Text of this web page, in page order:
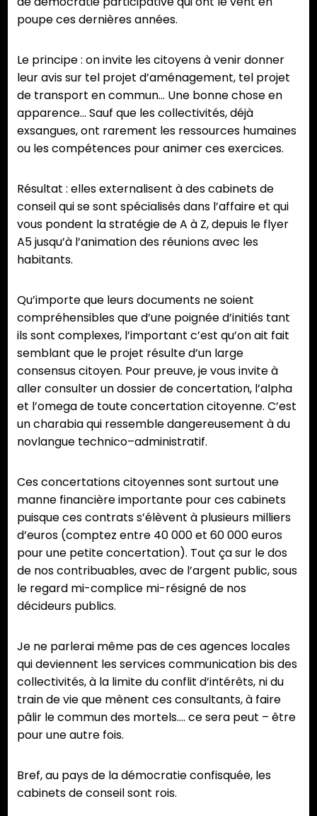
poupe ces dernières années.
Le principe : on invite les citoyens à venir donner
leur avis sur tel projet d’aménagement, tel projet
de transport en commun… Une bonne chose en
apparence… Sauf que les collectivités, déjà
exsangues, ont rarement les ressources humaines
ou les compétences pour animer ces exercices.
Résultat : elles externalisent à des cabinets de
conseil qui se sont spécialisés dans l’affaire et qui
vous pondent la stratégie de A à Z, depuis le flyer
A5 jusqu’à l’animation des réunions avec les
habitants.
Qu’importe que leurs documents ne soient
compréhensibles que d’une poignée d’initiés tant
ils sont complexes, l’important c’est qu’on ait fait
semblant que le projet résulte d’un large
consensus citoyen. Pour preuve, je vous invite à
aller consulter un dossier de concertation, l’alpha
et l’omega de toute concertation citoyenne. C’est
un charabia qui ressemble dangereusement à du
novlangue technico–administratif.
Ces concertations citoyennes sont surtout une
manne financière importante pour ces cabinets
puisque ces contrats s’élèvent à plusieurs milliers
d’euros (comptez entre 40 000 et 60 000 euros
pour une petite concertation). Tout ça sur le dos
de nos contribuables, avec de l’argent public, sous
le regard mi-complice mi-résigné de nos
décideurs publics.
Je ne parlerai même pas de ces agences locales
qui deviennent les services communication bis des
collectivités, à la limite du conflit d’intérêts, ni du
train de vie que mènent ces consultants, à faire
pâlir le commun des mortels…. ce sera peut – être
pour une autre fois.
Bref, au pays de la démocratie confisquée, les
cabinets de conseil sont rois.